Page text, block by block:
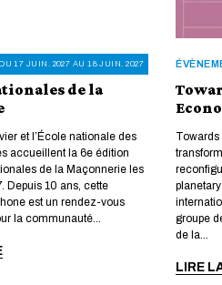
DU 17 JUIN. 2027 AU 18 JUIN. 2027
de la
et l’École nationale des
accueillent la 6e édition
de la Maçonnerie les
Depuis 10 ans, cette
est un rendez-vous
la communauté...
Towards
groupe
de la...
LIRE